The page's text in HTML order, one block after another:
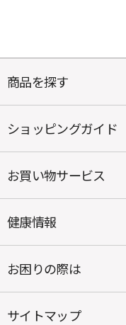
商品を探す
ショッピングガイド
お買い物サービス
健康情報
お困りの際は
サイトマップ